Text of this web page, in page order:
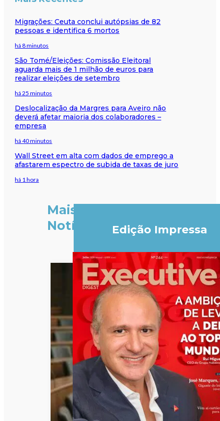
Migrações: Ceuta conclui autópsias de 82
pessoas e identifica 6 mortos
há 8 minutos
São Tomé/Eleições: Comissão Eleitoral
aguarda mais de 1 milhão de euros para
realizar eleições de setembro
há 25 minutos
Deslocalização da Margres para Aveiro não
deverá afetar maioria dos colaboradores –
empresa
há 40 minutos
Wall Street em alta com dados de emprego a
afastarem espectro de subida de taxas de juro
há 1 hora
Mais
Notícias
Edição Impressa